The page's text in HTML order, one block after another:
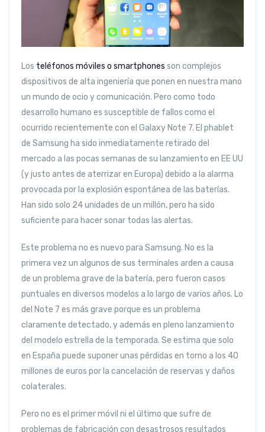
Los teléfonos móviles o smartphones son complejos
dispositivos de alta ingeniería que ponen en nuestra mano
un mundo de ocio y comunicación. Pero como todo
desarrollo humano es susceptible de fallos como el
ocurrido recientemente con el Galaxy Note 7. El phablet
de Samsung ha sido inmediatamente retirado del
mercado a las pocas semanas de su lanzamiento en EE UU
(y justo antes de aterrizar en Europa) debido a la alarma
provocada por la explosión espontánea de las baterías.
Han sido solo 24 unidades de un millón, pero ha sido
suficiente para hacer sonar todas las alertas.
Este problema no es nuevo para Samsung. No es la
primera vez un algunos de sus terminales arden a causa
de un problema grave de la batería, pero fueron casos
puntuales en diversos modelos a lo largo de varios años. Lo
del Note 7 es más grave porque es un problema
claramente detectado, y además en pleno lanzamiento
del modelo estrella de la temporada. Se estima que solo
en España puede suponer unas pérdidas en torno a los 40
millones de euros por la cancelación de reservas y daños
colaterales.
Pero no es el primer móvil ni el último que sufre de
problemas de fabricación con desastrosos resultados